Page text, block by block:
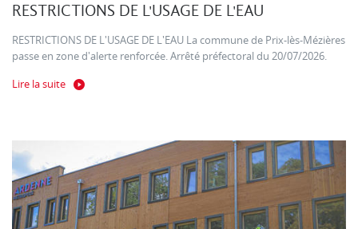
RESTRICTIONS DE L'USAGE DE L'EAU
RESTRICTIONS DE L'USAGE DE L'EAU La commune de Prix-lès-Mézières
passe en zone d'alerte renforcée. Arrêté préfectoral du 20/07/2026.
Lire la suite